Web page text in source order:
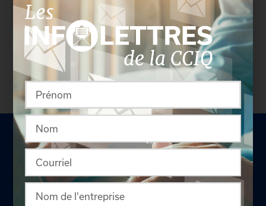
version plus détaillée du répertoire via leur espace
sécurisé.Connectez-vous
afin de consulter le
profil complet des entreprises incluant les
coordonnées des délégués inscrits. Vous n'êtes
pas membre? N'attendez plus et devenez membre!